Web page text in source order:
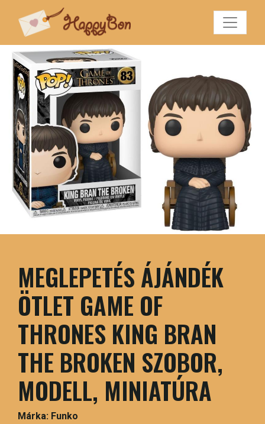
MEGLEPETÉS ÁJÁNDÉK
ÖTLET GAME OF
THRONES KING BRAN
THE BROKEN SZOBOR,
MODELL, MINIATÚRA
Márka: Funko